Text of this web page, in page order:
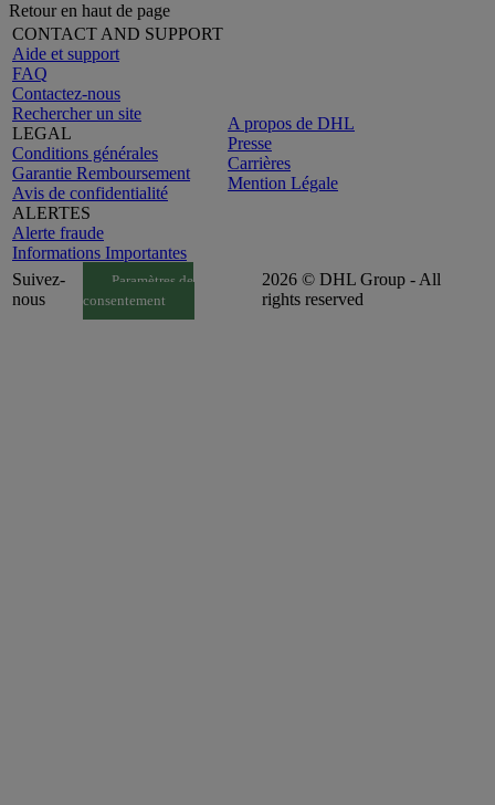
Retour en haut de page
CONTACT AND SUPPORT
Aide et support
FAQ
Contactez-nous
Rechercher un site
LEGAL
Conditions générales
Garantie Remboursement
Avis de confidentialité
ALERTES
Alerte fraude
Informations Importantes
A propos de DHL
Presse
Carrières
Mention Légale
Suivez-
nous
Paramètres de
consentement
2026 © DHL Group - All
rights reserved